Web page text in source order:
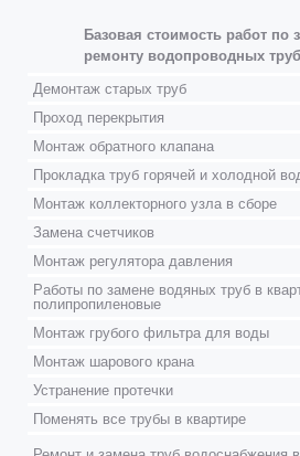
Базовая стоимость работ по
ремонту водопроводных
Демонтаж старых труб
Проход перекрытия
Монтаж обратного клапана
Прокладка труб горячей и холодной
Монтаж коллекторного узла в сборе
Замена счетчиков
Монтаж регулятора давления
Работы по замене водяных труб в
полипропиленовые
Монтаж грубого фильтра для воды
Монтаж шарового крана
Устранение протечки
Поменять все трубы в квартире